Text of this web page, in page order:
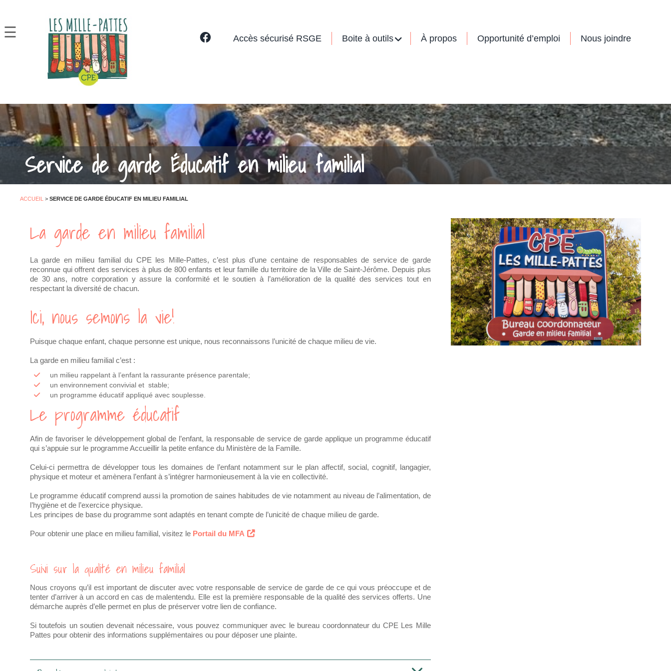
SEMONS LA VIE
À CHAQUE PAS...
À propos de nous
Carrière
Service de garde Éducatif en milieu familial
Nous joindre
Accès sécurisé RSGE Boite à outils À propos Opportunité d’emploi Nous joindre
☰
Service de garde Éducatif en milieu familial
ACCUEIL > SERVICE DE GARDE ÉDUCATIF EN MILIEU FAMILIAL
La garde en milieu familial
La garde en milieu familial du CPE les Mille-Pattes, c’est plus d’une centaine de responsables de service de garde
reconnue qui offrent des services à plus de 800 enfants et leur famille du territoire de la Ville de Saint-Jérôme. Depuis plus
de 30 ans, notre corporation y assure la conformité et le soutien à l’amélioration de la qualité des services tout en
respectant la diversité de chacun.
Ici, nous semons la vie!
Puisque chaque enfant, chaque personne est unique, nous reconnaissons l’unicité de chaque milieu de vie.
La garde en milieu familial c’est :
un milieu rappelant à l’enfant la rassurante présence parentale;
un environnement convivial et stable;
un programme éducatif appliqué avec souplesse.
Le programme éducatif
Afin de favoriser le développement global de l’enfant, la responsable de service de garde applique un programme éducatif
qui s’appuie sur le programme Accueillir la petite enfance du Ministère de la Famille.
Celui-ci permettra de développer tous les domaines de l’enfant notamment sur le plan affectif, social, cognitif, langagier,
physique et moteur et amènera l’enfant à s’intégrer harmonieusement à la vie en collectivité.
Le programme éducatif comprend aussi la promotion de saines habitudes de vie notamment au niveau de l’alimentation, de
l’hygiène et de l’exercice physique.
Les principes de base du programme sont adaptés en tenant compte de l’unicité de chaque milieu de garde.
Pour obtenir une place en milieu familial, visitez le Portail du MFA
Suivi sur la qualité en milieu familial
Nous croyons qu’il est important de discuter avec votre responsable de service de garde de ce qui vous préoccupe et de
tenter d’arriver à un accord en cas de malentendu. Elle est la première responsable de la qualité des services offerts. Une
démarche auprès d’elle permet en plus de préserver votre lien de confiance.
Si toutefois un soutien devenait nécessaire, vous pouvez communiquer avec le bureau coordonnateur du CPE Les Mille
Pattes pour obtenir des informations supplémentaires ou pour déposer une plainte.